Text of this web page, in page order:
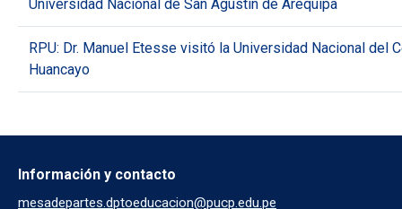
Universidad Nacional de San Agustín de Arequipa
RPU: Dr. Manuel Etesse visitó la Universidad Nacional del
Huancayo
Información y contacto
mesadepartes.dptoeducacion@pucp.edu.pe